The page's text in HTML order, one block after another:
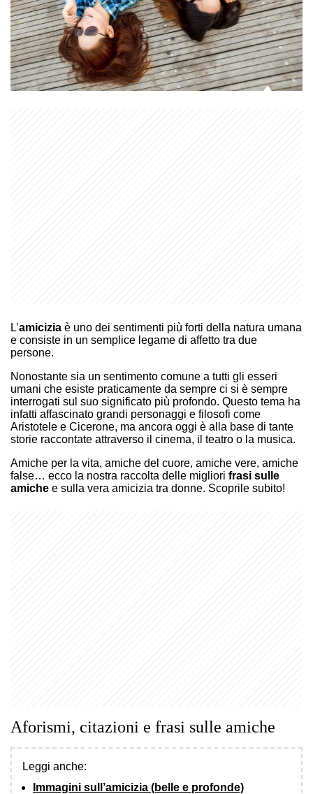
L’amicizia è uno dei sentimenti più forti della natura umana
e consiste in un semplice legame di affetto tra due
persone.
Nonostante sia un sentimento comune a tutti gli esseri
umani che esiste praticamente da sempre ci si è sempre
interrogati sul suo significato più profondo. Questo tema ha
infatti affascinato grandi personaggi e filosofi come
Aristotele e Cicerone, ma ancora oggi è alla base di tante
storie raccontate attraverso il cinema, il teatro o la musica.
Amiche per la vita, amiche del cuore, amiche vere, amiche
false… ecco la nostra raccolta delle migliori frasi sulle
amiche e sulla vera amicizia tra donne. Scoprile subito!
Aforismi, citazioni e frasi sulle amiche
Leggi anche:
Immagini sull’amicizia (belle e profonde)